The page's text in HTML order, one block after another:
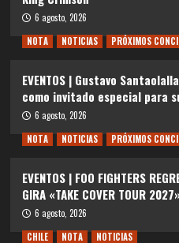
6 agosto, 2026
NOTA
NOTICIAS PRÓXIMOS
EVENTOS | Gustavo
como invitado especial para
6 agosto, 2026
NOTA
NOTICIAS PRÓXIMOS
EVENTOS | FOO FIGHTERS
GIRA «TAKE COVER TOUR 2027»
6 agosto, 2026
CHILE
NOTA NOTICIAS